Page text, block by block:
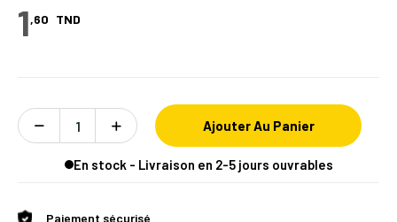
1,60 TND
Ajouter Au Panier
En stock - Livraison en 2-5 jours ouvrables
Paiement sécurisé